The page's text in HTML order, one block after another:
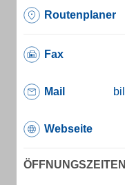
Routenplaner
Fax
Mail
Webseite
ÖFFNUNGSZEITEN